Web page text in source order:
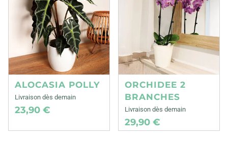
ALOCASIA POLLY
Livraison dès demain
23,90 €
ORCHIDEE 2
BRANCHES
Livraison dès demain
29,90 €